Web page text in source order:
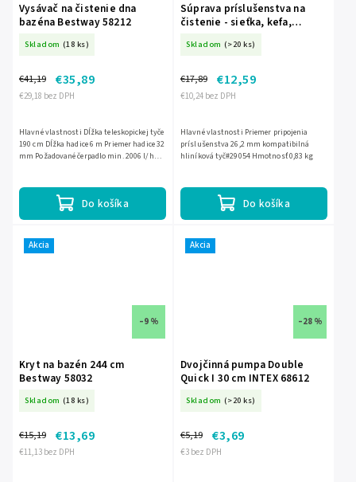
Vysávač na čistenie dna
bazéna Bestway 58212
Skladom (18 ks)
€29,18 bez DPH
€41,19 €35,89
Do košíka
Hlavné vlastnosti Dĺžka teleskopickej tyče
190 cm Dĺžka hadice 6 m Priemer hadice 32
mm Požadované čerpadlo min. 2006 l/h
Súprava príslušenstva na
čistenie - sieťka, kefa,
Skladom (>20 ks)
€10,24 bez DPH
€17,89 €12,59
Do košíka
Hlavné vlastnosti Priemer pripojenia
príslušenstva 26,2 mm kompatibilná
hliníková tyč#29054 Hmotnosť 0,83 kg
Akcia
–9 %
Kryt na bazén 244 cm
Bestway 58032
Skladom (18 ks)
€11,13 bez DPH
€15,19 €13,69
Akcia
–28 %
Dvojčinná pumpa Double
Quick I 30 cm INTEX 68612
Skladom (>20 ks)
€3 bez DPH
€5,19 €3,69